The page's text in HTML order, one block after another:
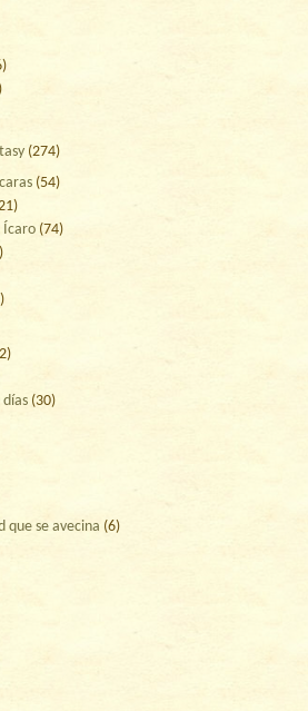
(274)
(54)
Ícaro (74)
días (30)
que se avecina (6)